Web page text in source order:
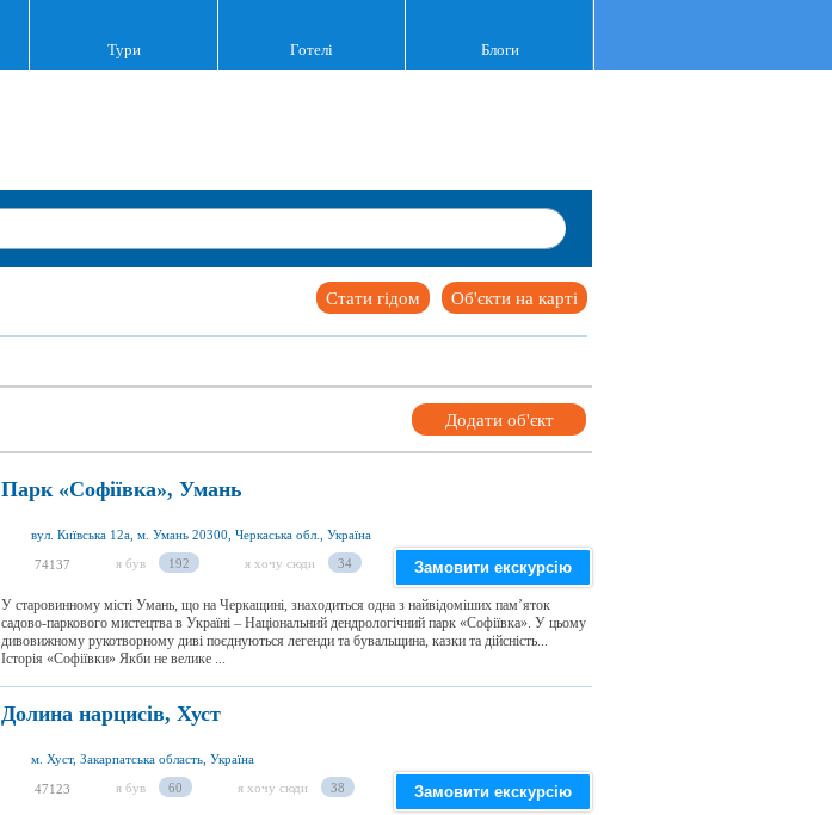
Тури Готелі Блоги
Об'єкти на карті
Стати гідом
Додати об'єкт
Парк «Софіївка», Умань
вул. Київська 12а, м. Умань 20300, Черкаська обл., Україна
74137 я був 192 я хочу сюди 34 Замовити екскурсію
У старовинному місті Умань, що на Черкащині, знаходиться одна з найвідоміших пам’яток
садово-паркового мистецтва в Україні – Національний дендрологічний парк «Софіївка». У цьому
дивовижному рукотворному диві поєднуються легенди та бувальщина, казки та дійсність...
Історія «Софіївки» Якби не велике ...
Долина нарцисів, Хуст
м. Хуст, Закарпатська область, Україна
47123 я був 60 я хочу сюди 38 Замовити екскурсію